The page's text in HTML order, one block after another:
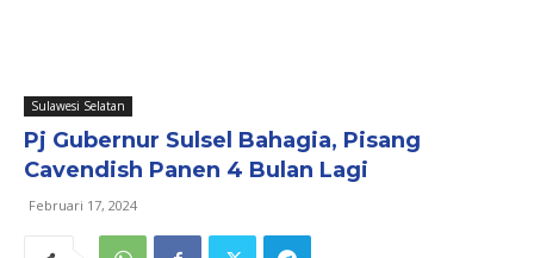
Sulawesi Selatan
Pj Gubernur Sulsel Bahagia, Pisang
Cavendish Panen 4 Bulan Lagi
Februari 17, 2024